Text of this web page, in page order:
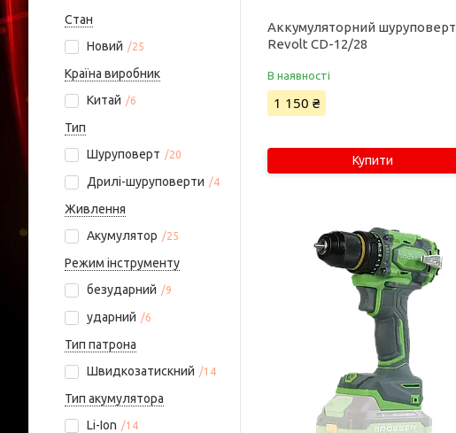
Стан
Новий
25
Країна виробник
Китай
6
Тип
Шуруповерт
20
Дрилі-шуруповерти 4
Живлення
Акумулятор
25
Режим інструменту
безударний
9
ударний 6
Тип патрона
Швидкозатискний
14
Тип акумулятора
Li-Ion
14
Аккумуляторний шуруповерт
Revolt СD-12/28
В наявності
1 150 ₴
Купити